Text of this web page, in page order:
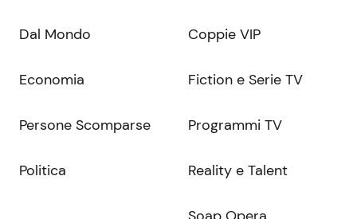
Dal Mondo
Economia
Persone Scomparse
Politica
Coppie VIP
Fiction e Serie TV
Programmi TV
Reality e Talent